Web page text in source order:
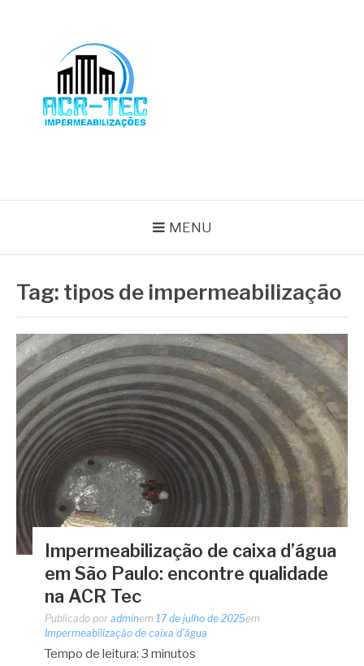
MENU
Tag: tipos de impermeabilização
Impermeabilização de caixa d’água
em São Paulo: encontre qualidade
na ACR Tec
Publicado por adminem 17 de julho de 2025em
Impermeabilização de caixa d'água
Tempo de leitura: 3 minutos